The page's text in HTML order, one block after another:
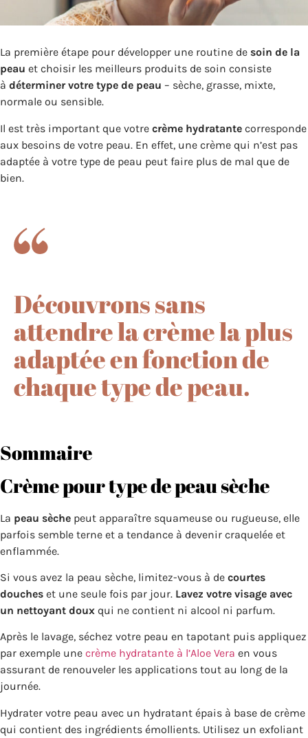
La première étape pour développer une routine de soin de la
peau et choisir les meilleurs produits de soin consiste
à déterminer votre type de peau – sèche, grasse, mixte,
normale ou sensible.
Il est très important que votre crème hydratante corresponde
aux besoins de votre peau. En effet, une crème qui n’est pas
adaptée à votre type de peau peut faire plus de mal que de
bien.
Découvrons sans
attendre la crème la plus
adaptée en fonction de
chaque type de peau.
Sommaire
Crème pour type de peau sèche
La peau sèche peut apparaître squameuse ou rugueuse, elle
parfois semble terne et a tendance à devenir craquelée et
enflammée.
Si vous avez la peau sèche, limitez-vous à de courtes
douches et une seule fois par jour. Lavez votre visage avec
un nettoyant doux qui ne contient ni alcool ni parfum.
Après le lavage, séchez votre peau en tapotant puis appliquez
par exemple une crème hydratante à l’Aloe Vera en vous
assurant de renouveler les applications tout au long de la
journée.
Hydrater votre peau avec un hydratant épais à base de crème
qui contient des ingrédients émollients. Utilisez un exfoliant